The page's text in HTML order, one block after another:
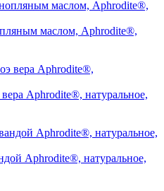
маслом, Aphrodite®,
Aphrodite®, натуральное,
Aphrodite®, натуральное,